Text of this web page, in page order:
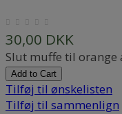
30,00 DKK
Slut muffe til
Add to Cart
Tilføj til ønskelisten
Tilføj til sammenlign